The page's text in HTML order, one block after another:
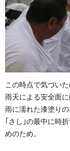
この時点で気づい
雨天による安全面
雨に濡れた漆塗りの
｢さし｣の最中に時
めのため。